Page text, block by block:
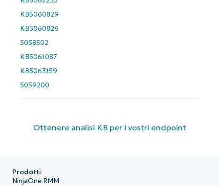
KB5060829
KB5060826
5058502
KB5061087
KB5063159
5059200
Ottenere analisi KB per i vostri endpoint
Prodotti
NinjaOne RMM